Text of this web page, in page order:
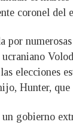
coronel
elecciones
Hunter,
gobierno